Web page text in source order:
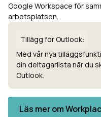
Google Workspace för
arbetsplatsen.
Tillägg för Outlook:
Med vår nya
din deltagarlista när du
Outlook.
Läs mer om